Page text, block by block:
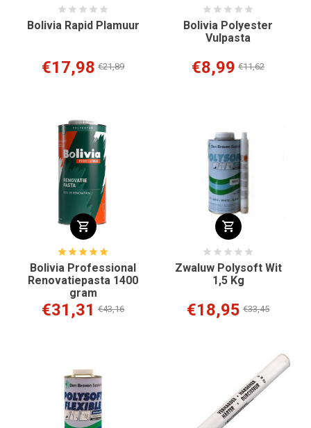
Bolivia Rapid Plamuur
€17,98 €21,89
Bolivia Polyester
Vulpasta
€8,99 €11,62
Bolivia Professional
Renovatiepasta 1400
gram
€31,31 €43,16
Zwaluw Polysoft Wit
1,5 Kg
€18,95 €33,45